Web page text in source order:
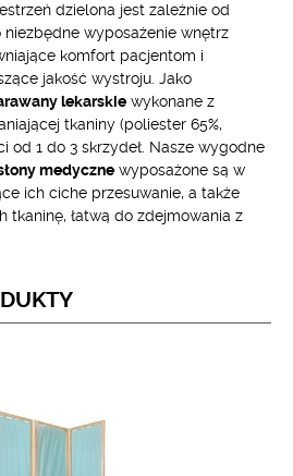
dzielona jest zależnie od
niezbędne wyposażenie wnętrz
komfort pacjentom i
jakość wystroju. Jako
lekarskie wykonane z
tkaniny (poliester 65%,
od 1 do 3 skrzydeł. Nasze wygodne
medyczne wyposażone są w
ich ciche przesuwanie, a także
tkaninę, łatwą do zdejmowania z